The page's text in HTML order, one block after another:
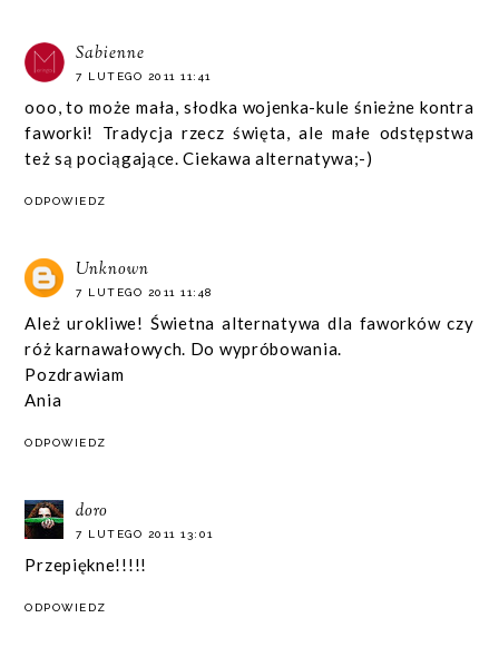
Sabienne
7 LUTEGO 2011 11:41
ooo, to może mała, słodka wojenka-kule śnieżne kontra
faworki! Tradycja rzecz święta, ale małe odstępstwa
też są pociągające. Ciekawa alternatywa;-)
ODPOWIEDZ
Unknown
7 LUTEGO 2011 11:48
Ależ urokliwe! Świetna alternatywa dla faworków czy
róż karnawałowych. Do wypróbowania.
Pozdrawiam
Ania
ODPOWIEDZ
doro
7 LUTEGO 2011 13:01
Przepiękne!!!!!
ODPOWIEDZ